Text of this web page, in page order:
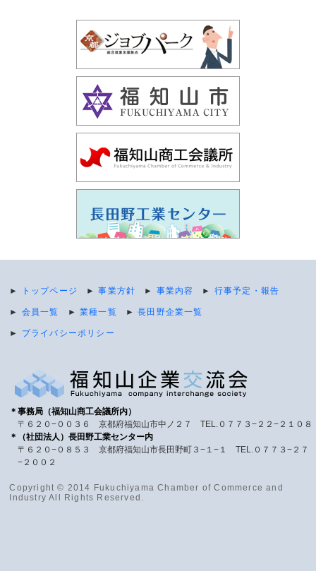
► トップページ ►事業方針 ► 事業内容 ► 行事予定・報告
► 会員一覧 ►業種一覧 ►長田野企業一覧
► プライバシーポリシー
＊事務局（福知山商工会議所内）
〒６２０−００３６ 京都府福知山市中ノ２７ TEL.０７７３−２２−２１０８
＊（社団法人）長田野工業センター内
〒６２０−０８５３ 京都府福知山市長田野町３−１−１ TEL.０７７３−２７
−２００２
Copyright © 2014 Fukuchiyama Chamber of Commerce and
Industry All Rights Reserved.